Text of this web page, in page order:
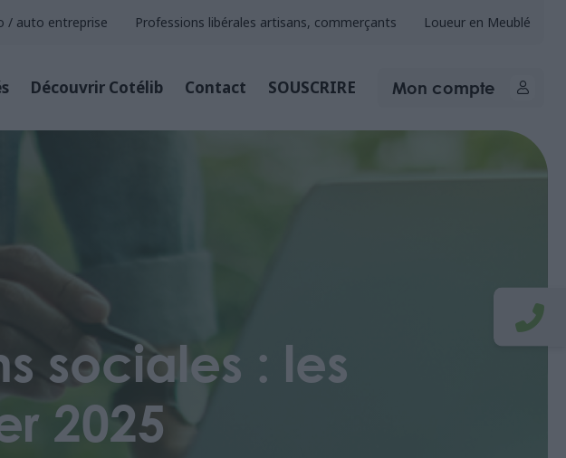
/ auto entreprise Professions libérales artisans, commerçants Loueur en Meublé
Découvrir Cotélib Contact SOUSCRIRE Mon compte
sociales : les
2025